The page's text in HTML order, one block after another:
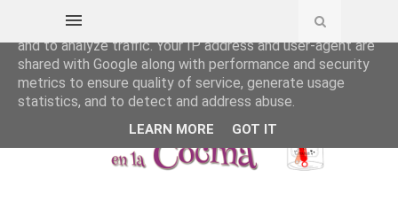
This site uses cookies from Google to deliver its services
and to analyze traffic. Your IP address and user-agent are
shared with Google along with performance and security
metrics to ensure quality of service, generate usage
statistics, and to detect and address abuse.
LEARN MORE GOT IT